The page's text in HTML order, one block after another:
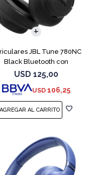
JBL Tune 780NC
Black Bluetooth con
Micrófono
USD 125,00
USD 106,25